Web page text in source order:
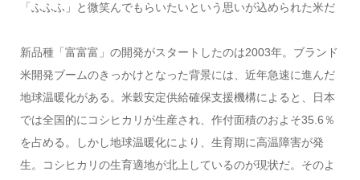
「ふふふ」と微笑んでもらいたいという思いが込められた米だ
新品種「富富富」の開発がスタートしたのは2003年。ブランド
米開発ブームのきっかけとなった背景には、近年急速に進んだ
地球温暖化がある。米穀安定供給確保支援機構によると、日本
では全国的にコシヒカリが生産され、作付面積のおよそ35.6％
を占める。しかし地球温暖化により、生育期に高温障害が発
生。コシヒカリの生育適地が北上しているのが現状だ。そのよ